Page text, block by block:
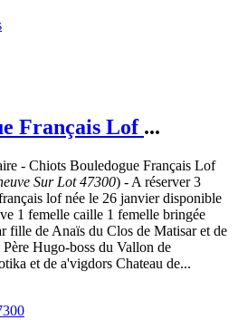
Français Lof ...
Sur Lot 47300) - A réserver 3
lof née le 26 janvier disponible
1 femelle caille 1 femelle bringée
fille de Anaïs du Clos de Matisar et de
Hugo-boss du Vallon de
et de a'vigdors Chateau de...